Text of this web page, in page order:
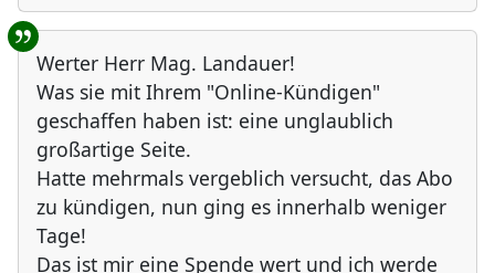
Werter Herr Mag. Landauer!
Was sie mit Ihrem "Online-Kündigen"
geschaffen haben ist: eine unglaublich
großartige Seite.
Hatte mehrmals vergeblich versucht, das Abo
zu kündigen, nun ging es innerhalb weniger
Tage!
Das ist mir eine Spende wert und ich werde